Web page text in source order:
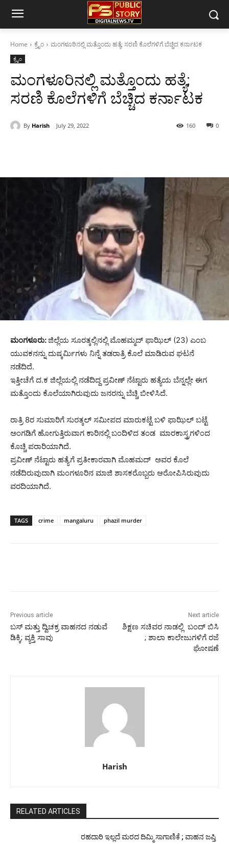
Home ಕ್ರೈಂ ಮಂಗಳೂರಿನಲ್ಲಿ ಮತ್ತೊಂದು ಹತ್ಯೆ; ಸರಣಿ ಕೊಲೆಗಳಿಗೆ ಬೆಚ್ಚಿದ ಕರ್ನಾಟಕ
ಕ್ರೈಂ
ಮಂಗಳೂರಿನಲ್ಲಿ ಮತ್ತೊಂದು ಹತ್ಯೆ;
ಸರಣಿ ಕೊಲೆಗಳಿಗೆ ಬೆಚ್ಚಿದ ಕರ್ನಾಟಕ
By Harish July 29, 2022 0
160
ಮಂಗಳೂರು:ಜಿಲ್ಲೆಯ ಸೂರತ್ಕಲ್ಲಿನಲ್ಲಿ ಮೊಹಮ್ಮದ್ ಫಾಝಿಲ್ (23) ಎಂಬ
ಯುವಕನನ್ನು ದುಷ್ಕರ್ಮಿಗಳು ನಿನ್ನೆ ತಡರಾತ್ರಿ ಕೊಲೆ ಮಾಡಿರುವ ಘಟನೆ
ನಡೆದಿದೆ.
ಇತ್ತೀಚೆಗೆ ದ.ಕ ಜಿಲ್ಲೆಯಲ್ಲಿ ನಡೆದಿದ್ದ ಪ್ರವೀಣ್ ನೆಟ್ಟಾರು ಹತ್ಯೆಯ ಬೆನ್ನಲ್ಲೇ ಈಗ
ಮತ್ತೊಂದು ಕೊಲೆಯಾಗಿರುವುದು ಜನರನ್ನು ಬೆಚ್ಚಿ ಬೀಳಿಸಿದೆ.
ರಾತ್ರಿ 8ರ ಸುಮಾರಿಗೆ ಸುರತ್ಕಲ್ ಸಮೀಪದ ಮಾರುಕಟ್ಟೆ ಬಳಿ ಫಾಝಿಲ್ ಬಟ್ಟೆ
ಅಂಗಡಿಗೆ ಹೋಗುತ್ತಿರುವಾಗ ಕಾರಿನಲ್ಲಿ ಬಂದಿಳಿದ ತಂಡ ಮಾರಕಾಸ್ತ್ರಗಳಿಂದ
ಕೊಚ್ಚಿ ಪರಾರಿಯಾಗಿದೆ.
ಪ್ರವೀಣ್ ನೆಟ್ಟಾರು ಹತ್ಯೆಗೆ ಪ್ರತೀಕಾರವಾಗಿ ಮೊಹಮದ್ ಅವರ ಕೊಲೆ
ನಡೆದಿರುವುದಾಗಿ ಮಂಗಳೂರಿನ ಮಾಜಿ ಶಾಸಕರೊಬ್ಬರು ಆರೋಪಿಸಿರುವುದು
ವರದಿಯಾಗಿದೆ.
TAGS crime mangaluru phazil murder
Previous article
ಬಸ್ ಮತ್ತು ದ್ವಿಚಕ್ರ ವಾಹನದ ನಡುವೆ
ಡಿಕ್ಕಿ; ವ್ಯಕ್ತಿ ಸಾವು
Next article
ಶಿಕ್ಷಣ ಸಚಿವರ ನಾಡಲ್ಲಿ ಬಂದ್ ಬಿಸಿ
; ಶಾಲಾ ಕಾಲೇಜುಗಳಿಗೆ ರಜೆ
ಘೋಷಣೆ
Harish
RELATED ARTICLES
ರಹದಾರಿ ಇಲ್ಲದೆ ಮರದ ದಿಮ್ಮಿ ಸಾಗಾಣಿಕೆ ; ವಾಹನ ಜಪ್ತಿ